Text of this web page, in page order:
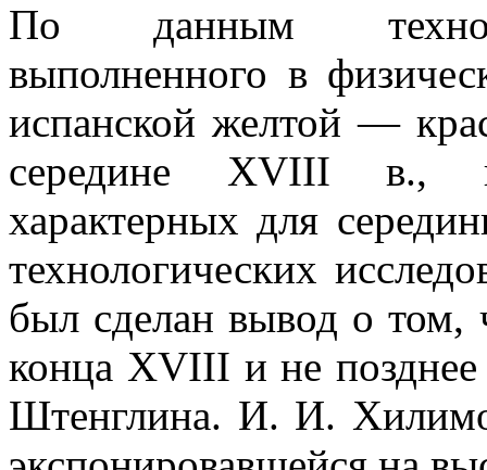
По данным
выполненного в
испанской желтой —
середине XVIII в., и
характерных для
технологических
был сделан вывод о том,
конца XVIII и не
Штенглина. И. И.